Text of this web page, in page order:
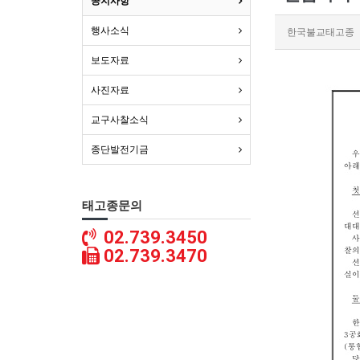
한국불교태고종
행사소식
보도자료
사진자료
교구사찰소식
종단발전기금
태고종문의
02.739.3450
02.739.3470